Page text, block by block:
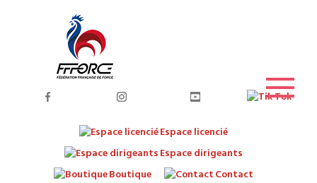
Espace licencié
Espace dirigeants
Boutique
Contact